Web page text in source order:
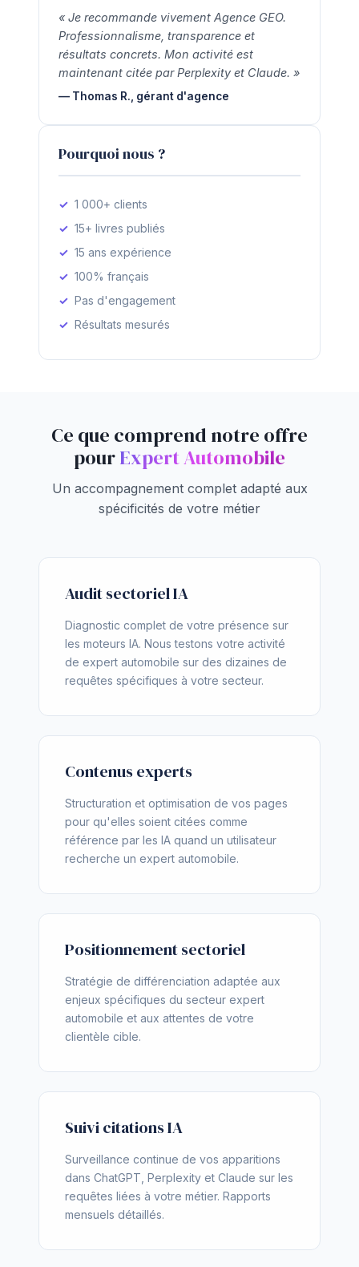
« Je recommande vivement Agence GEO.
Professionnalisme, transparence et
résultats concrets. Mon activité est
maintenant citée par Perplexity et Claude. »
— Thomas R., gérant d'agence
Pourquoi nous ?
1 000+ clients
15+ livres publiés
15 ans expérience
100% français
Pas d'engagement
Résultats mesurés
Ce que comprend notre offre
pourExpert Automobile
Un accompagnement complet adapté aux
spécificités de votre métier
Audit sectoriel IA
Diagnostic complet de votre présence sur
les moteurs IA. Nous testons votre activité
de expert automobile sur des dizaines de
requêtes spécifiques à votre secteur.
Contenus experts
Structuration et optimisation de vos pages
pour qu'elles soient citées comme
référence par les IA quand un utilisateur
recherche un expert automobile.
Positionnement sectoriel
Stratégie de différenciation adaptée aux
enjeux spécifiques du secteur expert
automobile et aux attentes de votre
clientèle cible.
Suivi citations IA
Surveillance continue de vos apparitions
dans ChatGPT, Perplexity et Claude sur les
requêtes liées à votre métier. Rapports
mensuels détaillés.